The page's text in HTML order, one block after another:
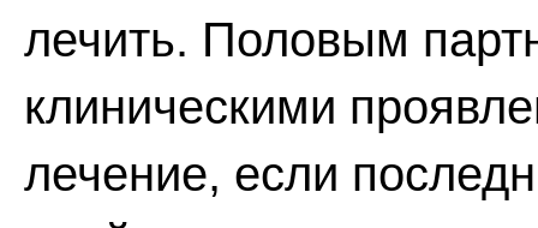
лечить. Половым
клиническими
лечение, если